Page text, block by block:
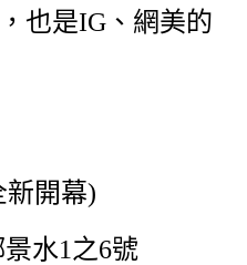
也是IG、網美的
新開幕)
水1之6號